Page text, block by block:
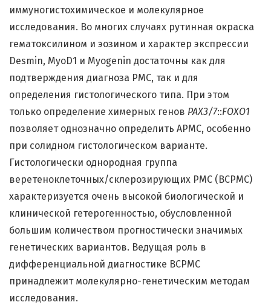
иммуногистохимическое и молекулярное
исследования. Во многих случаях рутинная окраска
гематоксилином и эозином и характер экспрессии
Desmin, MyoD1 и Myogenin достаточны как для
подтверждения диагноза РМС, так и для
определения гистологического типа. При этом
только определение химерных генов PAX3/7::FOXO1
позволяет однозначно определить АРМС, особенно
при солидном гистологическом варианте.
Гистологически однородная группа
веретеноклеточных/склерозирующих РМС (ВСРМС)
характеризуется очень высокой биологической и
клинической гетерогенностью, обусловленной
большим количеством прогностически значимых
генетических вариантов. Ведущая роль в
дифференциальной диагностике ВСРМС
принадлежит молекулярно-генетическим методам
исследования.